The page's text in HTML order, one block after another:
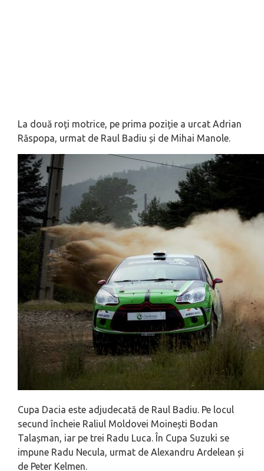
La două roți motrice, pe prima poziție a urcat Adrian
Răspopa, urmat de Raul Badiu și de Mihai Manole.
Cupa Dacia este adjudecată de Raul Badiu. Pe locul
secund încheie Raliul Moldovei Moinești Bodan
Talașman, iar pe trei Radu Luca. În Cupa Suzuki se
impune Radu Necula, urmat de Alexandru Ardelean și
de Peter Kelmen.